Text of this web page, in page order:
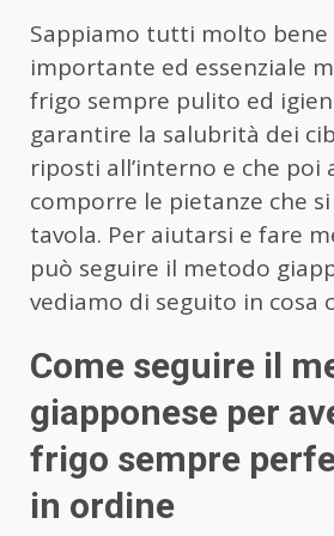
Sappiamo tutti molto bene
importante ed essenziale
frigo sempre pulito ed
garantire la salubrità dei
riposti all’interno e che poi
comporre le pietanze che
tavola. Per aiutarsi e fare
può seguire il metodo
vediamo di seguito in cosa
Come seguire il
giapponese per
frigo sempre
in ordine